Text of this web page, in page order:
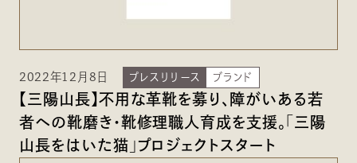
2022年12月8日 プレスリリース ブランド
【三陽山長】不用な革靴を募り、障がいある若
者への靴磨き・靴修理職人育成を支援。「三陽
山長をはいた猫」プロジェクトスタート